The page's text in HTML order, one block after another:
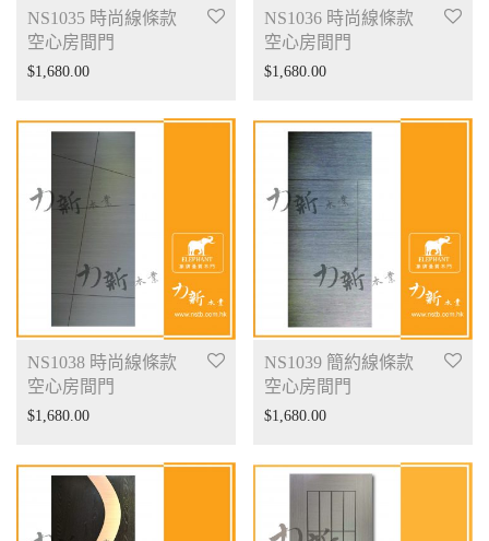
NS1035 時尚線條款
空心房間門
$1,680.00
NS1036 時尚線條款
空心房間門
$1,680.00
NS1038 時尚線條款
空心房間門
$1,680.00
NS1039 簡約線條款
空心房間門
$1,680.00